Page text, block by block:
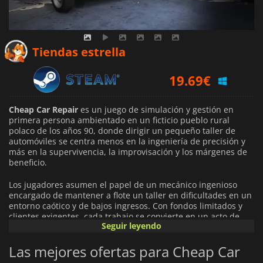
Tiendas estrella
19.69€
Cheap Car Repair es un juego de simulación y gestión en
primera persona ambientado en un ficticio pueblo rural
polaco de los años 90, donde dirigir un pequeño taller de
automóviles se centra menos en la ingeniería de precisión y
más en la supervivencia, la improvisación y los márgenes de
beneficio.
Los jugadores asumen el papel de un mecánico ingenioso
encargado de mantener a flote un taller en dificultades en un
entorno caótico y de bajos ingresos. Con fondos limitados y
clientes exigentes, cada trabajo se convierte en un acto de
equilibrio entre hacer las cosas correctamente y hacerlas
La jugabilidad se centra en mecánicas prácticas de
Seguir leyendo
Las mejores ofertas para Cheap Car